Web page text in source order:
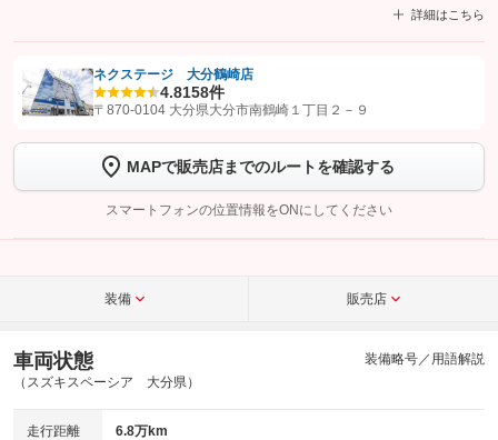
詳細はこちら
【STEP1】認証画面でグーネットを友だち追加してから「許可する」ボタンを押
トーク画面で
ボタンをタップして問い合わせを
完了してください。
こちら
ネクステージ 大分鶴崎店
4.8158件
〒870-0104 大分県大分市南鶴崎１丁目２－９
MAPで販売店までのルートを確認する
スマートフォンの位置情報をONにしてください
装備 販売店
車両状態
（スズキスペーシア 大分県）
装備略号／用語解説
走行距離 6.8万km